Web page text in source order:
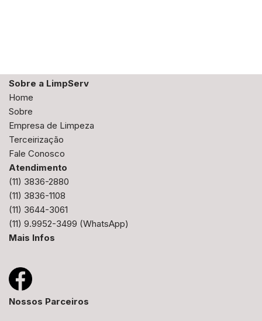
Sobre a LimpServ
Home
Sobre
Empresa de Limpeza
Terceirização
Fale Conosco
Atendimento
(11) 3836-2880
(11) 3836-1108
(11) 3644-3061
(11) 9.9952-3499 (WhatsApp)
Mais Infos
Nossos Parceiros